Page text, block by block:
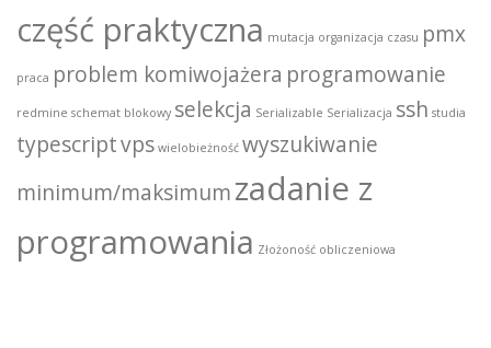
część praktyczna mutacja organizacja czasu pmx
praca problem komiwojażera programowanie
redmine schemat blokowy selekcja Serializable Serializacja ssh studia
typescriptvps wielobieżność wyszukiwanie
minimum/maksimumzadanie z
programowania Złożoność obliczeniowa